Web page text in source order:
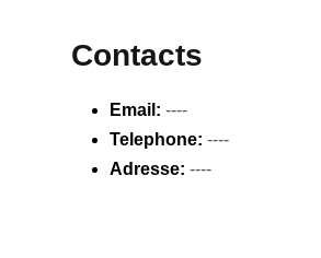
Contacts
Email: ----
Telephone: ----
Adresse: ----